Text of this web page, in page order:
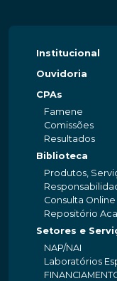
Institucional
Ouvidoria
CPAs
Famene
Comissões
Resultados
Biblioteca
Produtos,
Consulta Online
Repositório
Setores e
NAP/NAI
Laboratórios